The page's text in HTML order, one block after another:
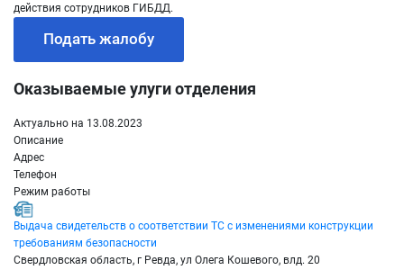
действия сотрудников ГИБДД.
Подать жалобу
Оказываемые улуги отделения
Актуально на 13.08.2023
Описание
Адрес
Телефон
Режим работы
Выдача свидетельств о соответствии ТС с изменениями конструкции
требованиям безопасности
Свердловская область, г Ревда, ул Олега Кошевого, влд. 20